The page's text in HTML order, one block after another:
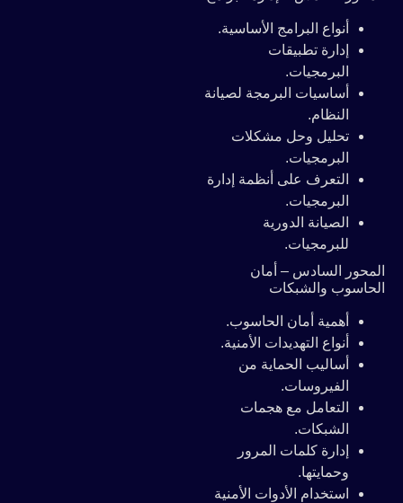
أنواع البرامج الأساسية.
إدارة تطبيقات
البرمجيات.
أساسيات البرمجة لصيانة
النظام.
تحليل وحل مشكلات
البرمجيات.
التعرف على أنظمة إدارة
البرمجيات.
الصيانة الدورية
للبرمجيات.
المحور السادس – أمان
الحاسوب والشبكات
أهمية أمان الحاسوب.
أنواع التهديدات الأمنية.
أساليب الحماية من
الفيروسات.
التعامل مع هجمات
الشبكات.
إدارة كلمات المرور
وحمايتها.
استخدام الأدوات الأمنية